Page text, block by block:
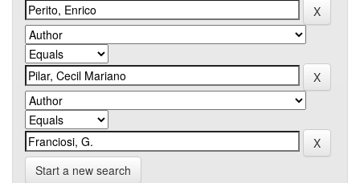
Start a new search